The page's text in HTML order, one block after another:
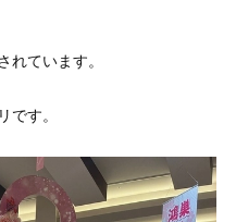
れています。
です。